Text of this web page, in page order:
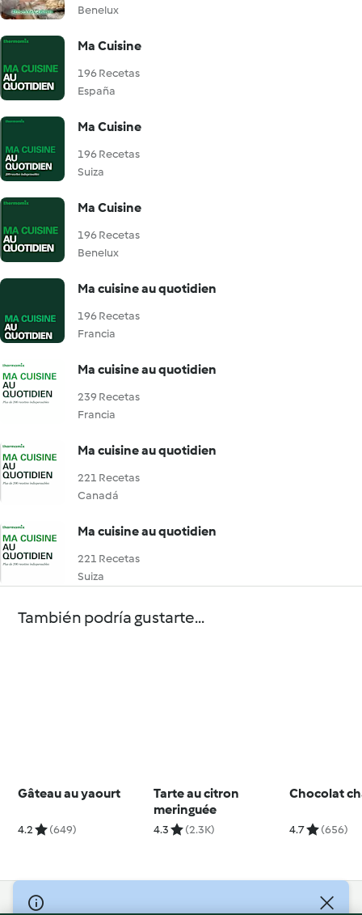
Benelux
Ma Cuisine
196 Recetas
España
Ma Cuisine
196 Recetas
Suiza
Ma Cuisine
196 Recetas
Benelux
Ma cuisine au quotidien
196 Recetas
Francia
Ma cuisine au quotidien
239 Recetas
Francia
Ma cuisine au quotidien
221 Recetas
Canadá
Ma cuisine au quotidien
221 Recetas
Suiza
También podría gustarte...
Gâteau au yaourt
4.2 (649)
Tarte au citron
meringuée
4.3 (2.3K)
Chocolat
4.7 (656)
© Copyright 2026